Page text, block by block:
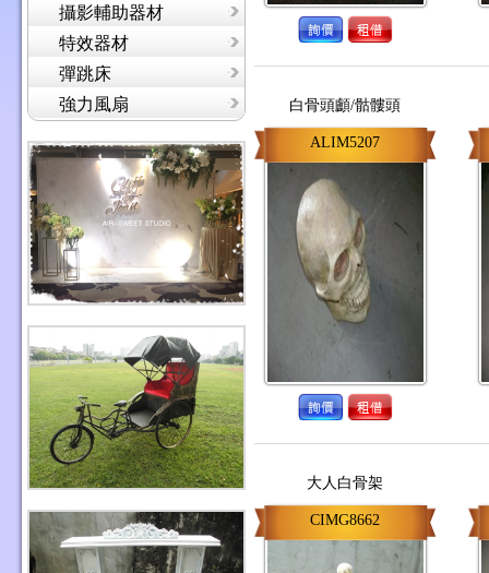
攝影輔助器材
特效器材
彈跳床
強力風扇
白骨頭顱/骷髏頭
ALIM5207
大人白骨架
CIMG8662